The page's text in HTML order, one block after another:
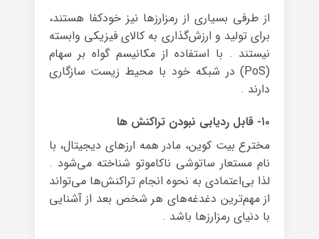
از طرفی بسیاری از رمزارزها نیز خودکفا هستند،
برای تولید و ارزش‌گذاری به کالای فیزیکی وابسته
نیستند . با استفاده از مکانیسم گواه بر سهام
(PoS) در شبکه‌ خود با محیط زیست سازگاری
دارند .
۱۰- قابل ردیابی نبودن تراکنش‌ ها
مخترع بیت کوین، مادر همه‌ ارزهای دیجیتال، با
نام مستعار ساتوشی ناکاموتو شناخته می‌شود .
لذا بی‌اعتمادی به نحوه‌ انجام تراکنش‌ها می‌تواند
از مهم‌ترین دغدغه‌های هر شخص بعد از آشنایی
با دنیای رمزارزها باشد .